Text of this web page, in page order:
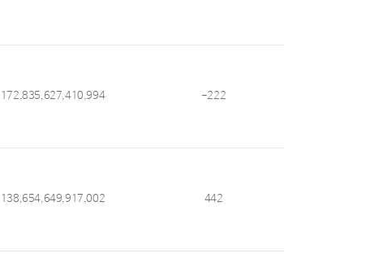
172,835,627,410,994 -222
138,654,649,917,002 442